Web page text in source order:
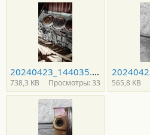
20240423_144035.jpg
738,3 KB Просмотры: 33 565,8 KB